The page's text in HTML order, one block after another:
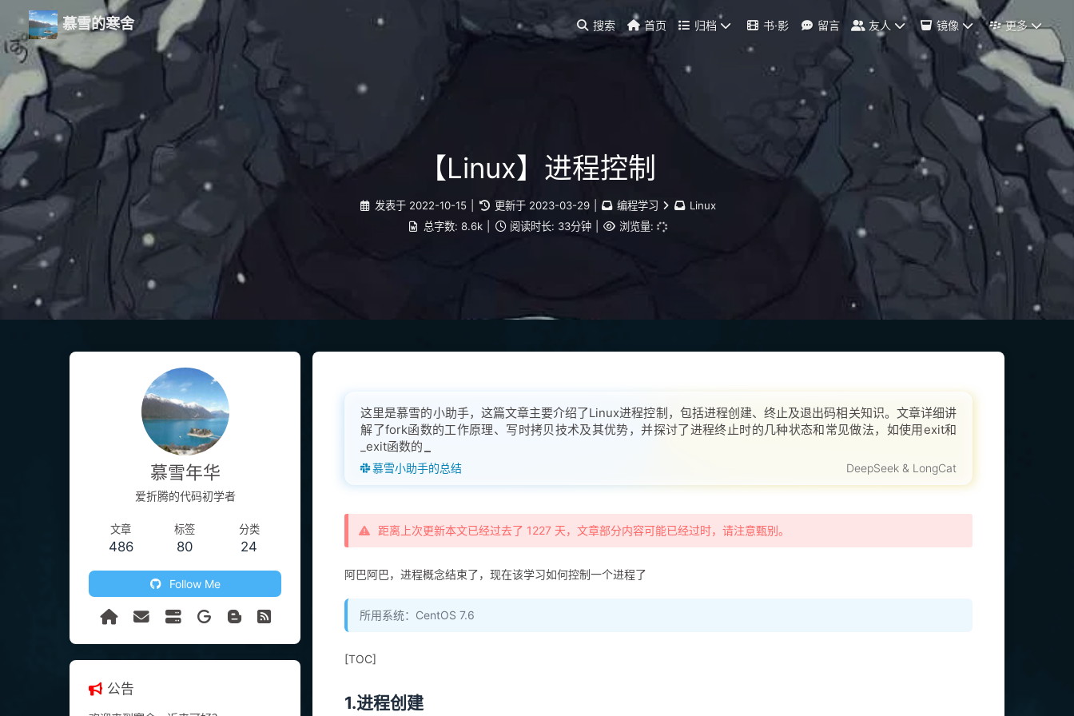
慕雪的寒舍 搜索 首页 归档 书·影 留言 友人 镜像 更多
【Linux】进程控制
发表于 2022-10-15 更新于 2023-03-29 编程学习
Linux
总字数: 8.6k 阅读时长: 33分钟 浏览量:
这里是慕雪的小助手，这篇文章主要介绍了Linux进程控制，包括进程创建、终止及退出码相关知识。文章详细讲
解了fork函数的工作原理、写时拷贝技术及其优势，并探讨了进程终止时的几种状态和常见做法，如使用exit和
_exit函数的区别。此外，还介绍了程序退出码的意义及如何使用strerror函数获
慕雪小助手的总结 DeepSeek & LongCat
距离上次更新本文已经过去了 1227 天，文章部分内容可能已经过时，请注意甄别。
阿巴阿巴，进程概念结束了，现在该学习如何控制一个进程了
所用系统：CentOS 7.6
[TOC]
1.进程创建
慕雪年华
爱折腾的代码初学者
文章
486
标签
80
分类
24
Follow Me
公告